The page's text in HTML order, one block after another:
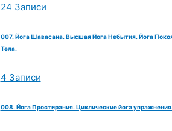
24 Записи
007. Йога Шавасана. Высшая Йога Небытия. Йога
Тела.
4 Записи
008. Йога Простирания. Циклические йога упражнения.